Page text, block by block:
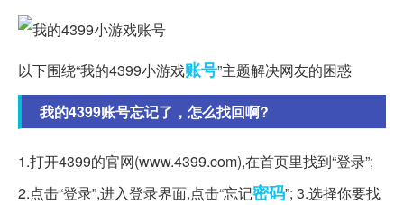
以下围绕“我的4399小游戏账号”主题解决网友的困惑
我的4399账号忘记了，怎么找回啊?
1.打开4399的官网(www.4399.com),在首页里找到“登录”;
2.点击“登录”,进入登录界面,点击“忘记密码”; 3.选择你要找